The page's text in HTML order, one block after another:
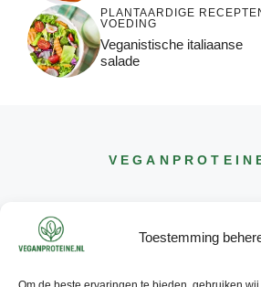
Toestemming
PLANTAARDIGE
VOEDING
Veganistische italiaanse
salade